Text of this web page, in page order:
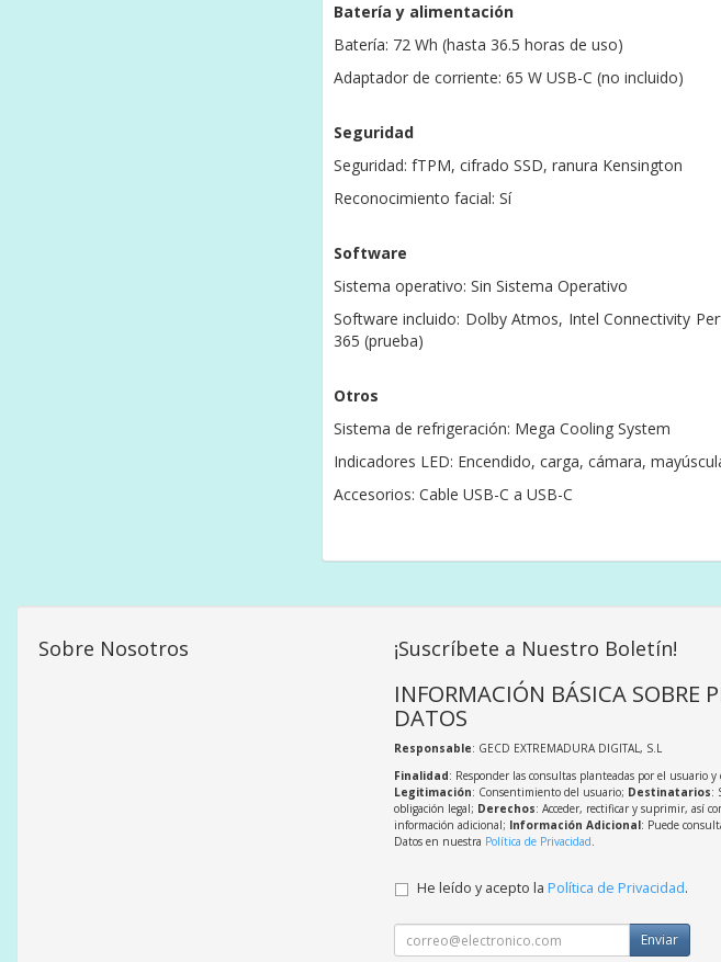
Batería y alimentación
Batería: 72 Wh (hasta 36.5 horas de uso)
Adaptador de corriente: 65 W USB-C (no incluido)
Seguridad
Seguridad: fTPM, cifrado SSD, ranura Kensington
Reconocimiento facial: Sí
Software
Sistema operativo: Sin Sistema Operativo
Software incluido: Dolby Atmos, Intel Connectivity
365 (prueba)
Otros
Sistema de refrigeración: Mega Cooling System
Indicadores LED: Encendido, carga, cámara,
Accesorios: Cable USB-C a USB-C
Sobre Nosotros ¡Suscríbete a Nuestro Boletín!
INFORMACIÓN BÁSICA SOBRE
DATOS
Responsable: GECD EXTREMADURA DIGITAL, S.L
Finalidad: Responder las consultas planteadas por el usuario
Legitimación: Consentimiento del usuario; Destinatarios:
obligación legal; Derechos: Acceder, rectificar y suprimir, así
información adicional; Información Adicional: Puede
Datos en nuestra Política de Privacidad.
He leído y acepto la Política de Privacidad.
Enviar